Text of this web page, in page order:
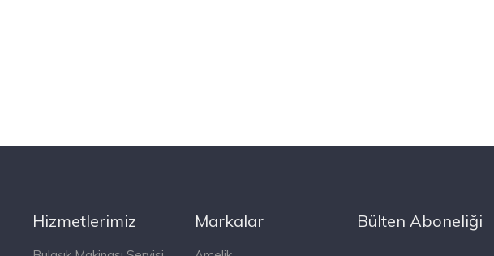
Hizmetlerimiz Markalar Bülten Aboneliği